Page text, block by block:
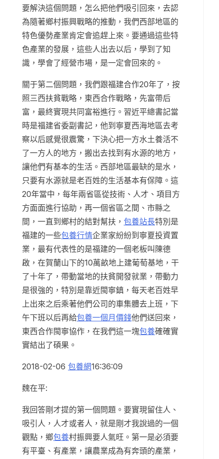
要解決這個問題，怎么把他們吸引回來，去認
為隨著鄉村振興戰略的推動，我們西部地區的
特色優勢產業肯定會追趕上來。要通過這些特
色產業的發展，這些人出去以后，學到了知
識，學會了經營市場，是一定會回來的。
關于第二個問題，我們跟福建合作20年了，按
照三西扶貧戰略，東西合作戰略，先富帶后
富，最終實現共同富裕進行。習近平總書記當
時是福建省委副書記，他到寧夏西海地區去考
察以后感覺很震驚，下決心把一方水土養活不
了一方人的地方，搬出去找到有水源的地方，
讓他們有基本的生活。西部地區最缺的是水，
只要有水源就是老百姓的生活基本有保障。這
20年當中，每年兩省區從技術、人才、項目方
方面面進行協助，再一個省區之間、市縣之
間，一直到鄉村的結對幫扶， 包養站長特別是
福建的一些包養行情企業家紛紛到寧夏投資置
業，最有代表性的是福建的一個老板叫陳德
啟，在賀蘭山下的10萬畝地上建葡萄基地，干
了十年了，帶動當地的扶貧開發就業，帶動力
是很強的，特別是靠近閩寧鎮，每天老百姓早
上出來之后乘著他們公司的車集體去上班，下
午下班以后再給包養一個月價錢他們送回來，
東西合作閩寧協作，在我們這一塊包養確確實
實結出了碩果。
2018-02-06 包養網16:36:09
魏在平:
我回答剛才提的第一個問題。要實現留住人、
吸引人，人才或者人，就是剛才我說過的一個
觀點，鄉包養村振興要人氣旺。第一是必須要
有平臺、有產業，讓農業成為有奔頭的產業，